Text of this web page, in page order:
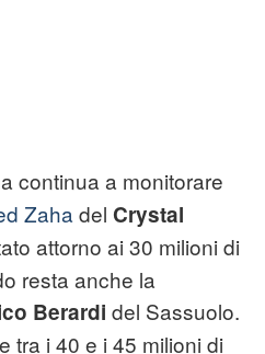
continua a monitorare
Zaha del Crystal
attorno ai 30 milioni di
resta anche la
Berardi del Sassuolo.
tra i 40 e i 45 milioni di